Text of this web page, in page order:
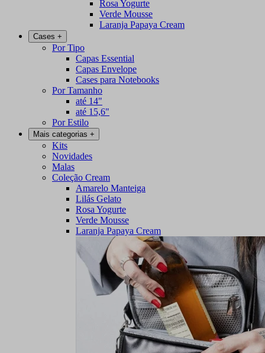
Rosa Yogurte
Verde Mousse
Laranja Papaya Cream
Cases +
Por Tipo
Capas Essential
Capas Envelope
Cases para Notebooks
Por Tamanho
até 14"
até 15,6"
Por Estilo
Mais categorias +
Kits
Novidades
Malas
Coleção Cream
Amarelo Manteiga
Lilás Gelato
Rosa Yogurte
Verde Mousse
Laranja Papaya Cream